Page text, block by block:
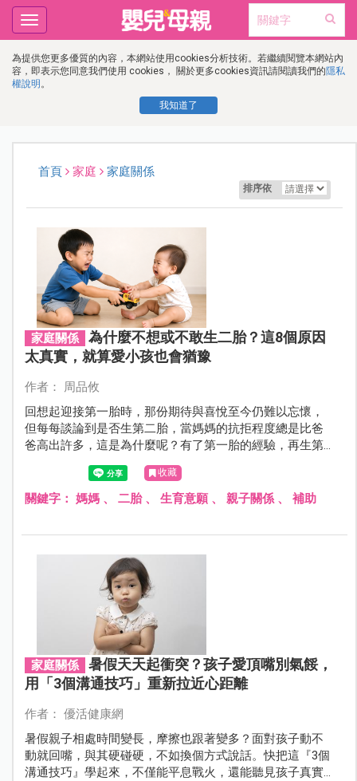
為提供您更多優質的內容，本網站使用cookies分析技術。若繼續閱覽本網站內
容，即表示您同意我們使用 cookies， 關於更多cookies資訊請閱讀我們的隱私
權說明 。
我知道了
Toggle
navigation
首頁 家庭 家庭關係
排序依
家庭關係
為什麼不想或不敢生二胎？這8個原因
太真實，就算愛小孩也會猶豫
作者： 周品攸
回想起迎接第一胎時，那份期待與喜悅至今仍難以忘懷，
但每每談論到是否生第二胎，當媽媽的抗拒程度總是比爸
爸高出許多，這是為什麼呢？有了第一胎的經驗，再生第
二個不是應該更得心應手嗎？其實你不知道媽媽們擔心的
收藏
關鍵字： 媽媽、 二胎、 生育意願、 親子關係、 補助
家庭關係
暑假天天起衝突？孩子愛頂嘴別氣餒，
用「3個溝通技巧」重新拉近心距離
作者： 優活健康網
暑假親子相處時間變長，摩擦也跟著變多？面對孩子動不
動就回嘴，與其硬碰硬，不如換個方式說話。快把這『3個
溝通技巧』學起來，不僅能平息戰火，還能聽見孩子真實